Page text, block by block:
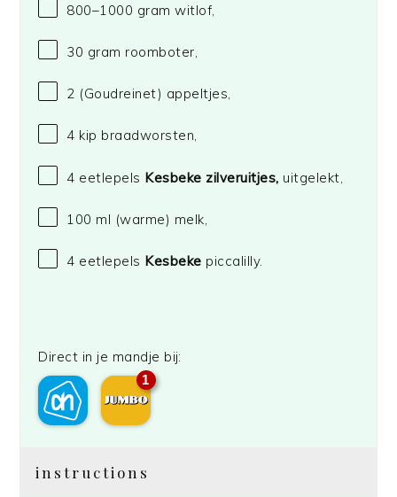
800–1000 gram witlof,
30 gram roomboter,
2 (Goudreinet) appeltjes,
4 kip braadworsten,
4 eetlepels Kesbeke zilveruitjes, uitgelekt,
100 ml (warme) melk,
4 eetlepels Kesbeke piccalilly.
Direct in je mandje bij:
1
instructions